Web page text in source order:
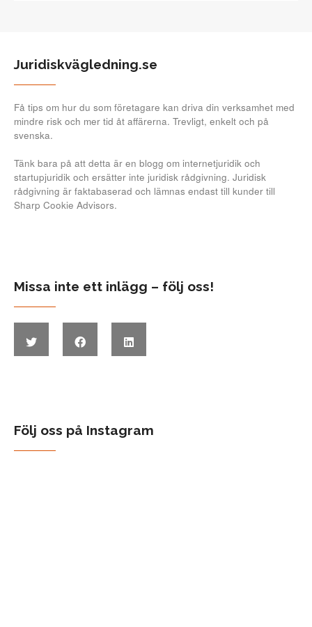
Juridiskvägledning.se
Få tips om hur du som företagare kan driva din verksamhet med
mindre risk och mer tid åt affärerna. Trevligt, enkelt och på
svenska.
Tänk bara på att detta är en blogg om internetjuridik och
startupjuridik och ersätter inte juridisk rådgivning. Juridisk
rådgivning är faktabaserad och lämnas endast till kunder till
Sharp Cookie Advisors.
Missa inte ett inlägg – följ oss!
Följ oss på Instagram